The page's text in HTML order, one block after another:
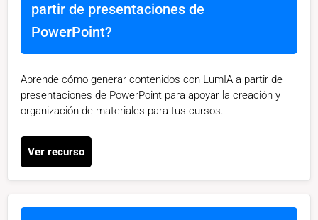
partir de presentaciones de
PowerPoint?
Aprende cómo generar contenidos con LumIA a partir de
presentaciones de PowerPoint para apoyar la creación y
organización de materiales para tus cursos.
Ver recurso